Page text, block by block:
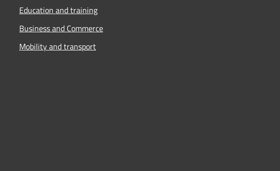
Education and training
Business and Commerce
Mobility and transport